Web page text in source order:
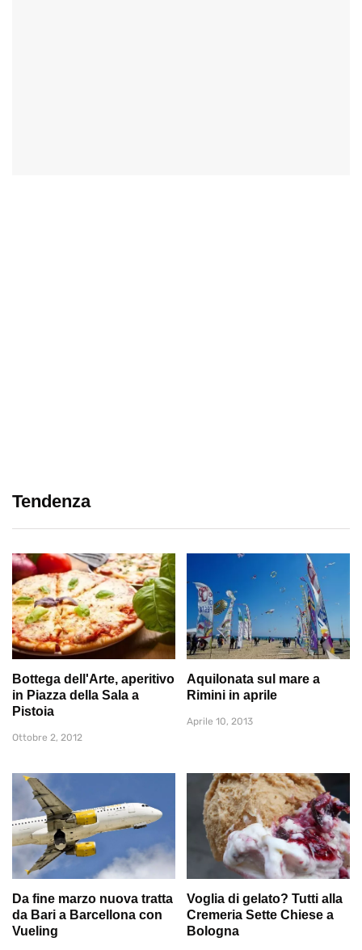
Tendenza
Bottega dell'Arte, aperitivo
in Piazza della Sala a
Pistoia
Ottobre 2, 2012
Aquilonata sul mare a
Rimini in aprile
Aprile 10, 2013
Da fine marzo nuova tratta
da Bari a Barcellona con
Vueling
Voglia di gelato? Tutti alla
Cremeria Sette Chiese a
Bologna